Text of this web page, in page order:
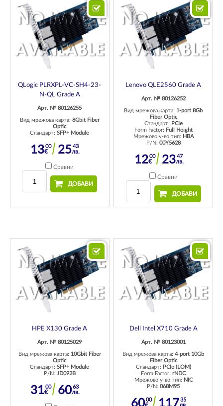
QLogic PLRXPL-VC-SH4-23-
N-QL Grade A
Арт. № 80126255
Вид мрежова карта: 8Gbit Fiber
Optic
Стандарт:SFP+ Module
1300
€ 2543
лв.
Сравни
ДОБАВИ
Lenovo QLE2560 Grade A
Арт. № 80126252
Вид мрежова карта: 1-port 8Gb
Fiber Optic
Стандарт: PCIe
Form Factor: Full Height
Мрежово у-во тип: HBA
P/N: 00Y5628
1200
€ 2347
лв.
Сравни
ДОБАВИ
HPE X130 Grade A
Арт. № 80125029
Вид мрежова карта: 10Gbit Fiber
Optic
Стандарт:SFP+ Module
P/N: JD092B
3100
€ 6063
лв.
Dell Intel X710 Grade A
Арт. № 80123001
Вид мрежова карта:4-port 10Gb
Fiber Optic
Стандарт: PCIe (LOM)
Form Factor:rNDC
Мрежово у-во тип: NIC
P/N:068M95
6000 11735